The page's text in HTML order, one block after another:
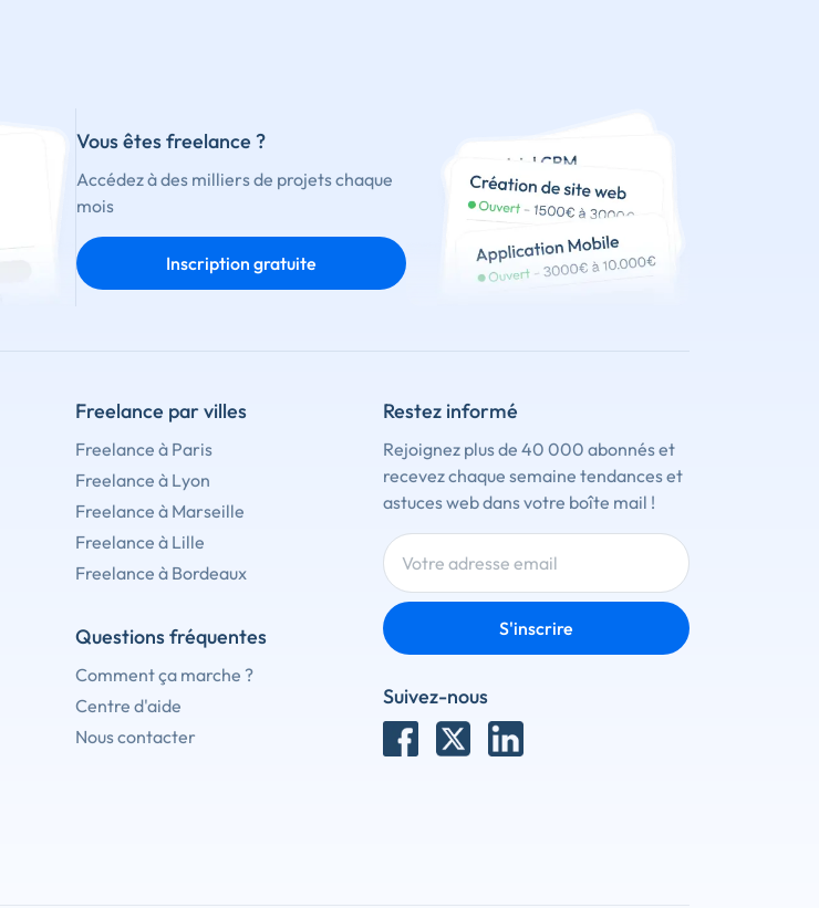
Vous êtes freelance ?
Accédez à des milliers de projets chaque
mois
Inscription gratuite
Freelance par villes
Freelance à Paris
Freelance à Lyon
Freelance à Marseille
Freelance à Lille
Freelance à Bordeaux
Questions fréquentes
Comment ça marche ?
Centre d'aide
Nous contacter
Restez informé
Rejoignez plus de 40 000 abonnés et
recevez chaque semaine tendances et
astuces web dans votre boîte mail !
S'inscrire
Suivez-nous